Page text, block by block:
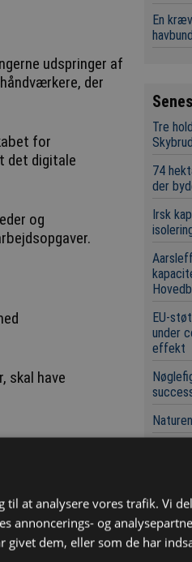
udspringer af
der
for
det digitale
og
skal have
nedtagning af
fliseklæb
materiale, for
En
Tre
74
der
Irsk
EU-
under
effekt
skal
at analysere vores trafik. Vi
annoncerings- og
dem, eller som de har